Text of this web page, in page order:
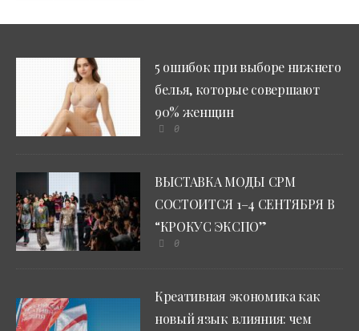
5 ошибок при выборе нижнего
белья, которые совершают
90% женщин
0
ВЫСТАВКА МОДЫ CPM
СОСТОИТСЯ 1–4 СЕНТЯБРЯ В
“КРОКУС ЭКСПО”
0
Креативная экономика как
новый язык влияния: чем